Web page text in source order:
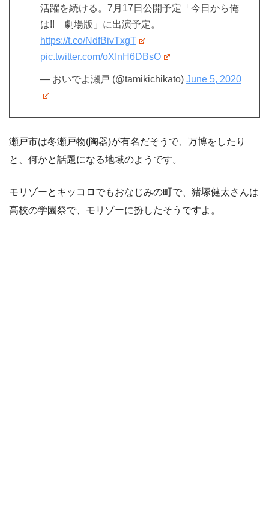
活躍を続ける。7月17日公開予定「今日から俺
は!! 劇場版」に出演予定。
https://t.co/NdfBivTxgT
pic.twitter.com/oXInH6DBsO
— おいでよ瀬戸 (@tamikichikato) June 5, 2020
瀬戸市は冬瀬戸物(陶器)が有名だそうで、万博をしたり
と、何かと話題になる地域のようです。
モリゾーとキッコロでもおなじみの町で、猪塚健太さんは
高校の学園祭で、モリゾーに扮したそうですよ。